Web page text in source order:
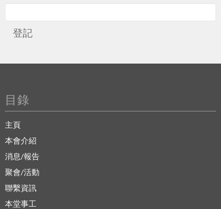
登記
目錄
主頁
本會介紹
消息/報告
聚會/活動
聯繫資訊
本堂事工